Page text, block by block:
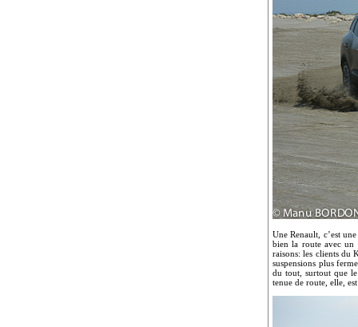
Une Renault, c’est
bien la route avec un
raisons: les clients du
suspensions plus
du tout, surtout que
tenue de route, elle,